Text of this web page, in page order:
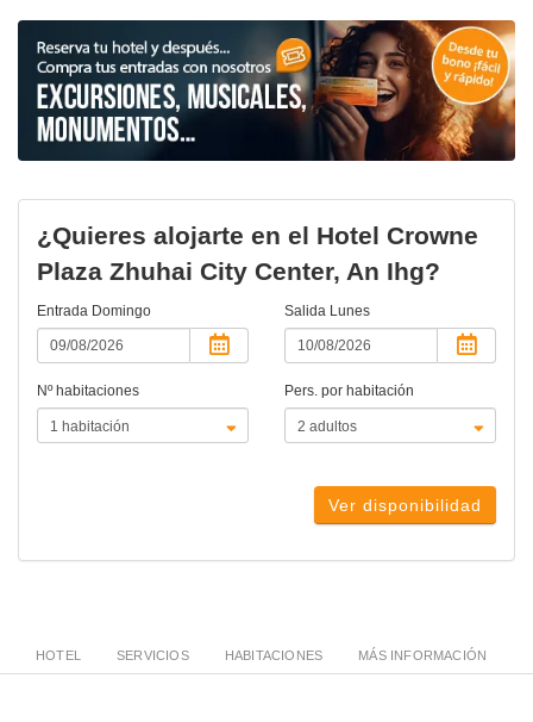
¿Quieres alojarte en el Hotel Crowne
Plaza Zhuhai City Center, An Ihg?
Entrada Domingo Salida Lunes
Nº habitaciones Pers. por habitación
Ver disponibilidad
HOTEL SERVICIOS HABITACIONES MÁS INFORMACIÓN